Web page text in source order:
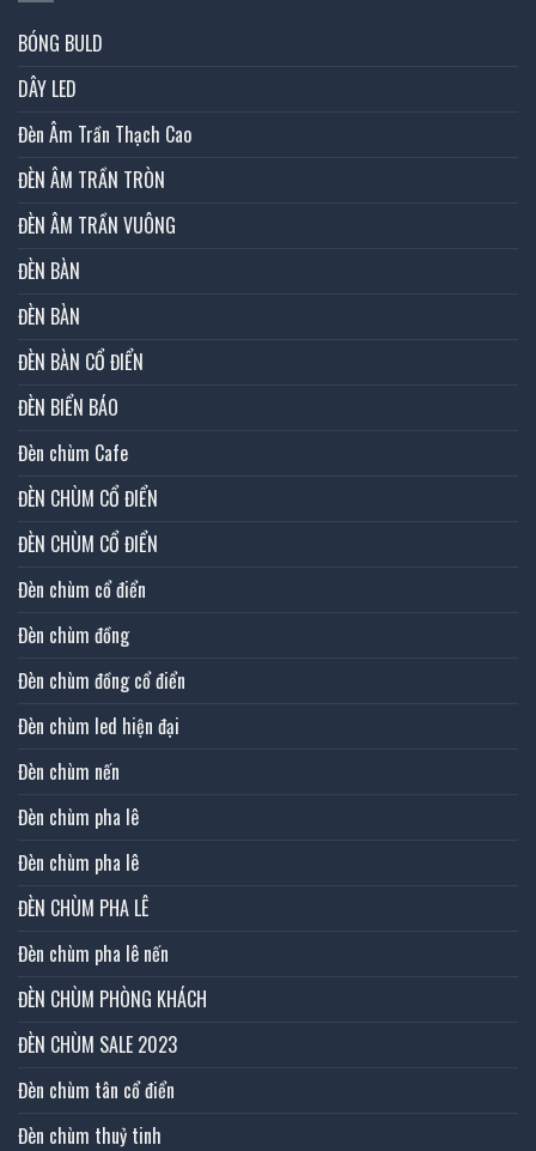
BÓNG BULD
DÂY LED
Đèn Âm Trần Thạch Cao
ĐÈN ÂM TRẦN TRÒN
ĐÈN ÂM TRẦN VUÔNG
ĐÈN BÀN
ĐÈN BÀN
ĐÈN BÀN CỔ ĐIỂN
ĐÈN BIỂN BÁO
Đèn chùm Cafe
ĐÈN CHÙM CỔ ĐIỂN
ĐÈN CHÙM CỔ ĐIỂN
Đèn chùm cổ điển
Đèn chùm đồng
Đèn chùm đồng cổ điển
Đèn chùm led hiện đại
Đèn chùm nến
Đèn chùm pha lê
Đèn chùm pha lê
ĐÈN CHÙM PHA LÊ
Đèn chùm pha lê nến
ĐÈN CHÙM PHÒNG KHÁCH
ĐÈN CHÙM SALE 2023
Đèn chùm tân cổ điển
Đèn chùm thuỷ tinh